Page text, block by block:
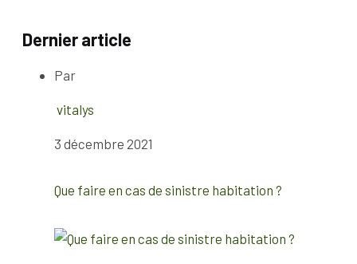
Dernier article
Par
vitalys
3 décembre 2021
Que faire en cas de sinistre habitation ?